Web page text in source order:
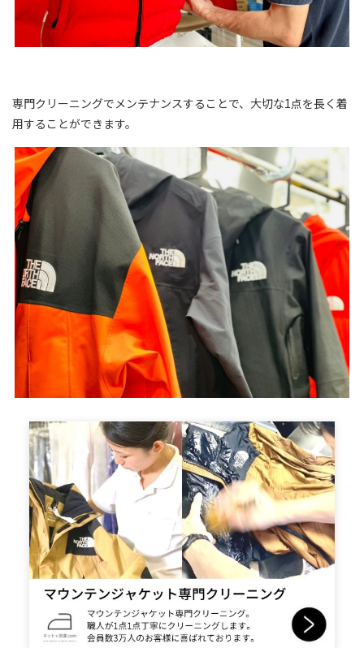
専門クリーニングでメンテナンスすることで、大切な1点を長く着
用することができます。